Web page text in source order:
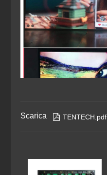
Scarica  TENTECH.pdf